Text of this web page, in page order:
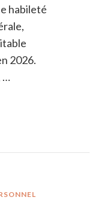
habileté
2026.
…